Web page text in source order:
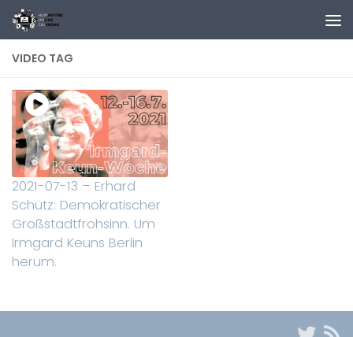
Zum Inhalt springen
VIDEO TAG
2021-07-13 – Erhard
Schütz: Demokratischer
Großstadtfrohsinn. Um
Irmgard Keuns Berlin
herum.